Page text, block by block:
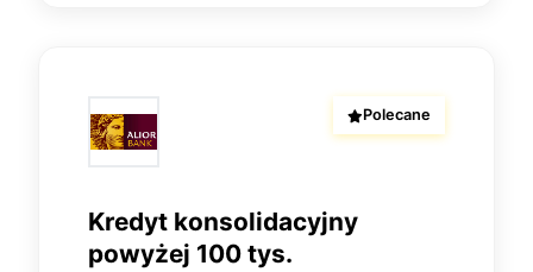
Polecane
Kredyt konsolidacyjny
powyżej 100 tys.